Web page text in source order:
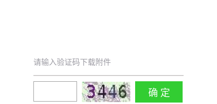
请输入验证码下载附件